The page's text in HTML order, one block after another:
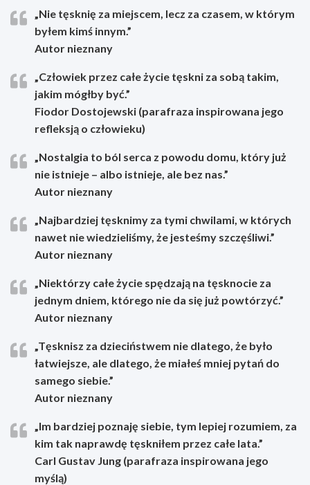
„Nie tęsknię za miejscem, lecz za czasem, w którym
byłem kimś innym.”
Autor nieznany
„Człowiek przez całe życie tęskni za sobą takim,
jakim mógłby być.”
Fiodor Dostojewski (parafraza inspirowana jego
refleksją o człowieku)
„Nostalgia to ból serca z powodu domu, który już
nie istnieje – albo istnieje, ale bez nas.”
Autor nieznany
„Najbardziej tęsknimy za tymi chwilami, w których
nawet nie wiedzieliśmy, że jesteśmy szczęśliwi.”
Autor nieznany
„Niektórzy całe życie spędzają na tęsknocie za
jednym dniem, którego nie da się już powtórzyć.”
Autor nieznany
„Tęsknisz za dzieciństwem nie dlatego, że było
łatwiejsze, ale dlatego, że miałeś mniej pytań do
samego siebie.”
Autor nieznany
„Im bardziej poznaję siebie, tym lepiej rozumiem, za
kim tak naprawdę tęskniłem przez całe lata.”
Carl Gustav Jung (parafraza inspirowana jego
myślą)